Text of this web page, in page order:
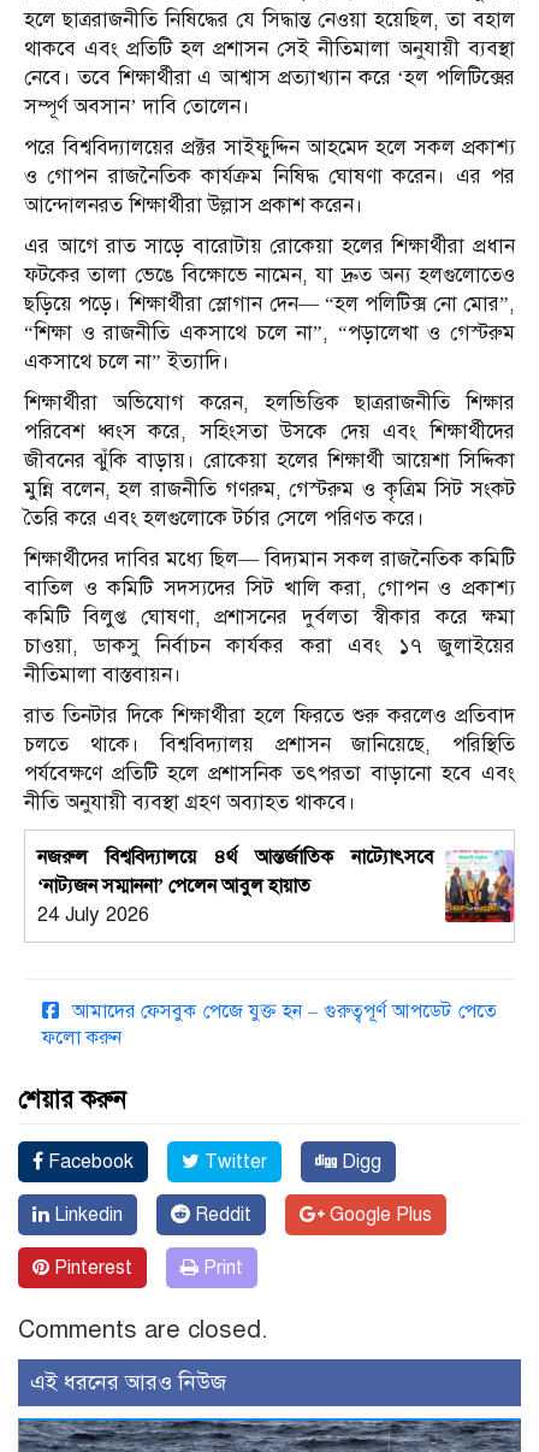
হলে ছাত্ররাজনীতি নিষিদ্ধের যে সিদ্ধান্ত নেওয়া হয়েছিল, তা বহাল
থাকবে এবং প্রতিটি হল প্রশাসন সেই নীতিমালা অনুযায়ী ব্যবস্থা
নেবে। তবে শিক্ষার্থীরা এ আশ্বাস প্রত্যাখ্যান করে ‘হল পলিটিক্সের
সম্পূর্ণ অবসান’ দাবি তোলেন।
পরে বিশ্ববিদ্যালয়ের প্রক্টর সাইফুদ্দিন আহমেদ হলে সকল প্রকাশ্য
ও গোপন রাজনৈতিক কার্যক্রম নিষিদ্ধ ঘোষণা করেন। এর পর
আন্দোলনরত শিক্ষার্থীরা উল্লাস প্রকাশ করেন।
এর আগে রাত সাড়ে বারোটায় রোকেয়া হলের শিক্ষার্থীরা প্রধান
ফটকের তালা ভেঙে বিক্ষোভে নামেন, যা দ্রুত অন্য হলগুলোতেও
ছড়িয়ে পড়ে। শিক্ষার্থীরা স্লোগান দেন— “হল পলিটিক্স নো মোর”,
“শিক্ষা ও রাজনীতি একসাথে চলে না”, “পড়ালেখা ও গেস্টরুম
একসাথে চলে না” ইত্যাদি।
শিক্ষার্থীরা অভিযোগ করেন, হলভিত্তিক ছাত্ররাজনীতি শিক্ষার
পরিবেশ ধ্বংস করে, সহিংসতা উসকে দেয় এবং শিক্ষার্থীদের
জীবনের ঝুঁকি বাড়ায়। রোকেয়া হলের শিক্ষার্থী আয়েশা সিদ্দিকা
মুন্নি বলেন, হল রাজনীতি গণরুম, গেস্টরুম ও কৃত্রিম সিট সংকট
তৈরি করে এবং হলগুলোকে টর্চার সেলে পরিণত করে।
শিক্ষার্থীদের দাবির মধ্যে ছিল— বিদ্যমান সকল রাজনৈতিক কমিটি
বাতিল ও কমিটি সদস্যদের সিট খালি করা, গোপন ও প্রকাশ্য
কমিটি বিলুপ্ত ঘোষণা, প্রশাসনের দুর্বলতা স্বীকার করে ক্ষমা
চাওয়া, ডাকসু নির্বাচন কার্যকর করা এবং ১৭ জুলাইয়ের
নীতিমালা বাস্তবায়ন।
রাত তিনটার দিকে শিক্ষার্থীরা হলে ফিরতে শুরু করলেও প্রতিবাদ
চলতে থাকে। বিশ্ববিদ্যালয় প্রশাসন জানিয়েছে, পরিস্থিতি
পর্যবেক্ষণে প্রতিটি হলে প্রশাসনিক তৎপরতা বাড়ানো হবে এবং
নীতি অনুযায়ী ব্যবস্থা গ্রহণ অব্যাহত থাকবে।
নজরুল বিশ্ববিদ্যালয়ে ৪র্থ আন্তর্জাতিক নাট্যোৎসবে
‘নাট্যজন সম্মাননা’ পেলেন আবুল হায়াত
24 July 2026
আমাদের ফেসবুক পেজে যুক্ত হন – গুরুত্বপূর্ণ আপডেট পেতে
ফলো করুন
শেয়ার করুন
Facebook Twitter Digg
Linkedin Reddit Google Plus
Pinterest Print
Comments are closed.
এই ধরনের আরও নিউজ